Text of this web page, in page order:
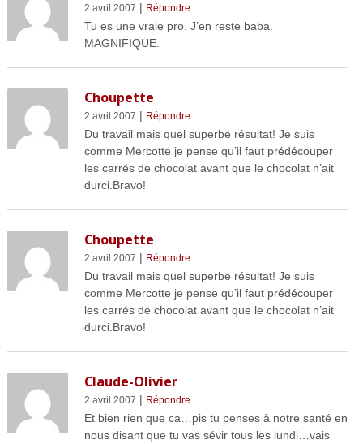
2 avril 2007 | Répondre
Tu es une vraie pro. J’en reste baba.
MAGNIFIQUE.
Choupette
2 avril 2007 | Répondre
Du travail mais quel superbe résultat! Je suis
comme Mercotte je pense qu’il faut prédécouper
les carrés de chocolat avant que le chocolat n’ait
durci.Bravo!
Choupette
2 avril 2007 | Répondre
Du travail mais quel superbe résultat! Je suis
comme Mercotte je pense qu’il faut prédécouper
les carrés de chocolat avant que le chocolat n’ait
durci.Bravo!
Claude-Olivier
2 avril 2007 | Répondre
Et bien rien que ca…pis tu penses à notre santé en
nous disant que tu vas sévir tous les lundi…vais